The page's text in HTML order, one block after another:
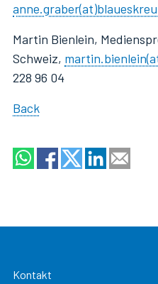
Martin Bienlein,
Schweiz,
228 96 04
Back
Kontakt